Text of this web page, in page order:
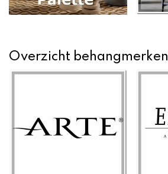
Overzicht behangmerken